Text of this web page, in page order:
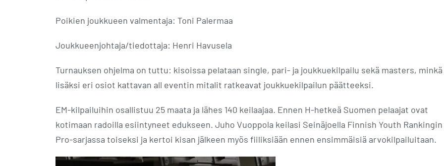
Poikien joukkueen valmentaja: Toni Palermaa
Joukkueenjohtaja/tiedottaja: Henri Havusela
Turnauksen ohjelma on tuttu: kisoissa pelataan single, pari- ja joukkuekilpailu sekä masters, minkä
lisäksi eri osiot kattavan all eventin mitalit ratkeavat joukkuekilpailun päätteeksi.
EM-kilpailuihin osallistuu 25 maata ja lähes 140 keilaajaa. Ennen H-hetkeä Suomen pelaajat ovat
kotimaan radoilla esiintyneet edukseen. Juho Vuoppola keilasi Seinäjoella Finnish Youth Rankingin
Pro-sarjassa toiseksi ja kertoi kisan jälkeen myös fiiliksiään ennen ensimmäisiä arvokilpailuitaan.